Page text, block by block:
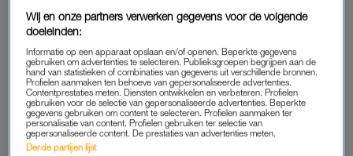
eerst oog in oog met hen stond.
student. Maar ze komen uiteindelijk niet samen in een bondje:
Diederik sluit zich aan bij de Vossen, Britt bij deGieren
Slaat de vonk over tussen
Wij en onze partners verwerken gegevens voor de volgende
doeleinden:
Informatie op een apparaat opslaan en/of openen. Beperkte gegevens
gebruiken om advertenties te selecteren. Publieksgroepen begrijpen aan de
hand van statistieken of combinaties van gegevens uit verschillende bronnen.
Profielen aanmaken ten behoeve van gepersonaliseerde advertenties.
Contentprestaties meten. Diensten ontwikkelen en verbeteren. Profielen
gebruiken voor de selectie van gepersonaliseerde advertenties. Beperkte
gegevens gebruiken om content te selecteren. Profielen aanmaken ter
personalisatie van content. Profielen gebruiken ter selectie van
gepersonaliseerde content. De prestaties van advertenties meten.
Derde partijen lijst